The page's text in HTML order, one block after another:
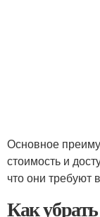
Основное
стоимость и
что они требуют
Как убрать